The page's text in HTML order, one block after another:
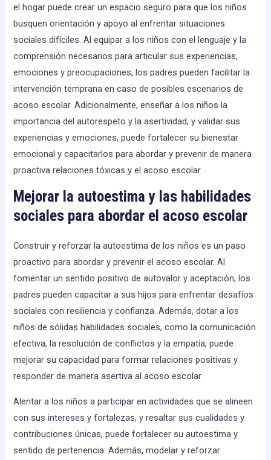
el hogar puede crear un espacio seguro para que los niños
busquen orientación y apoyo al enfrentar situaciones
sociales difíciles. Al equipar a los niños con el lenguaje y la
comprensión necesarios para articular sus experiencias,
emociones y preocupaciones, los padres pueden facilitar la
intervención temprana en caso de posibles escenarios de
acoso escolar. Adicionalmente, enseñar a los niños la
importancia del autorespeto y la asertividad, y validar sus
experiencias y emociones, puede fortalecer su bienestar
emocional y capacitarlos para abordar y prevenir de manera
proactiva relaciones tóxicas y el acoso escolar.
Mejorar la autoestima y las habilidades
sociales para abordar el acoso escolar
Construir y reforzar la autoestima de los niños es un paso
proactivo para abordar y prevenir el acoso escolar. Al
fomentar un sentido positivo de autovalor y aceptación, los
padres pueden capacitar a sus hijos para enfrentar desafíos
sociales con resiliencia y confianza. Además, dotar a los
niños de sólidas habilidades sociales, como la comunicación
efectiva, la resolución de conflictos y la empatía, puede
mejorar su capacidad para formar relaciones positivas y
responder de manera asertiva al acoso escolar.
Alentar a los niños a participar en actividades que se alineen
con sus intereses y fortalezas, y resaltar sus cualidades y
contribuciones únicas, puede fortalecer su autoestima y
sentido de pertenencia. Además, modelar y reforzar